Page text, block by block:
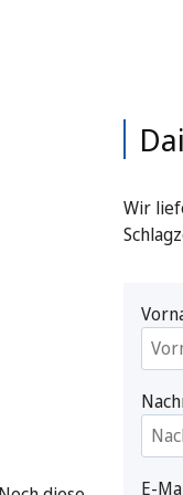
Wir
E-